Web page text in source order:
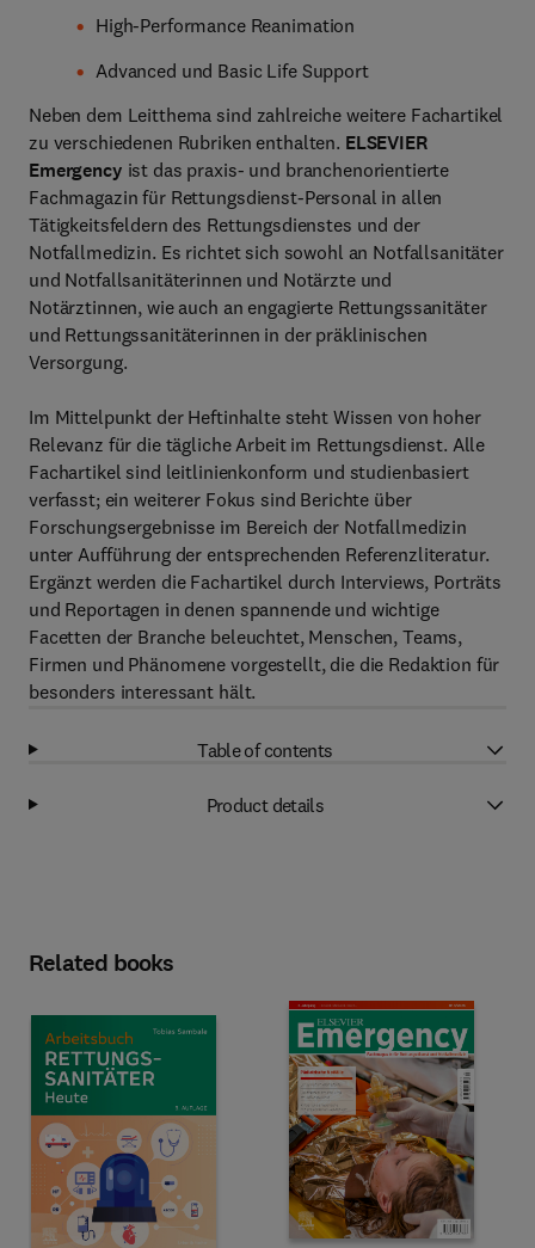
High-Performance Reanimation
Advanced und Basic Life Support
Neben dem Leitthema sind zahlreiche weitere Fachartikel
zu verschiedenen Rubriken enthalten. ELSEVIER
Emergency ist das praxis- und branchenorientierte
Fachmagazin für Rettungsdienst-Personal in allen
Tätigkeitsfeldern des Rettungsdienstes und der
Notfallmedizin. Es richtet sich sowohl an Notfallsanitäter
und Notfallsanitäterinnen und Notärzte und
Notärztinnen, wie auch an engagierte Rettungssanitäter
und Rettungssanitäterinnen in der präklinischen
Versorgung.
Im Mittelpunkt der Heftinhalte steht Wissen von hoher
Relevanz für die tägliche Arbeit im Rettungsdienst. Alle
Fachartikel sind leitlinienkonform und studienbasiert
verfasst; ein weiterer Fokus sind Berichte über
Forschungsergebnisse im Bereich der Notfallmedizin
unter Aufführung der entsprechenden Referenzliteratur.
Ergänzt werden die Fachartikel durch Interviews, Porträts
und Reportagen in denen spannende und wichtige
Facetten der Branche beleuchtet, Menschen, Teams,
Firmen und Phänomene vorgestellt, die die Redaktion für
besonders interessant hält.
Table of contents
Product details
Related books